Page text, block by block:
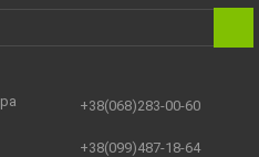
+38(068)283-00-60
+38(099)487-18-64